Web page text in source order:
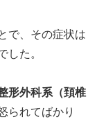
で、その症状は
した。
形外科系（頚椎
られてばかり